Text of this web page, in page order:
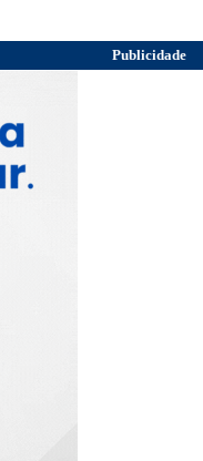
Publicidade